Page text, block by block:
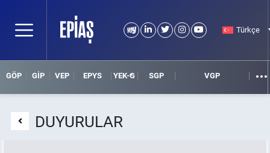
Türkçe
GÖP GİP VEP EPYS YEK-G SGP VGP
DUYURULAR